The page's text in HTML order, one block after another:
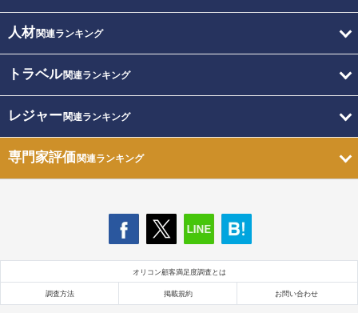
人材関連ランキング
トラベル関連ランキング
レジャー関連ランキング
専門家評価関連ランキング
オリコン顧客満足度調査とは
調査方法 掲載規約 お問い合わせ